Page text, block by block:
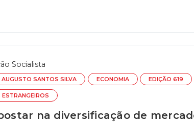
Socialista
AUGUSTO SANTOS SILVA ECONOMIA EDIÇÃO 619
na diversificação de